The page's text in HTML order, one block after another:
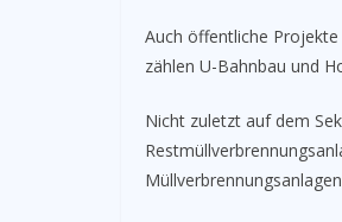
Auch öffentliche
zählen U-Bahnbau und
Nicht zuletzt auf dem